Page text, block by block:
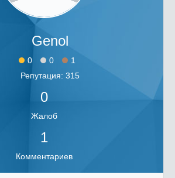
Genol
0 0
1
Репутация: 315
0
Жалоб
1
Комментариев